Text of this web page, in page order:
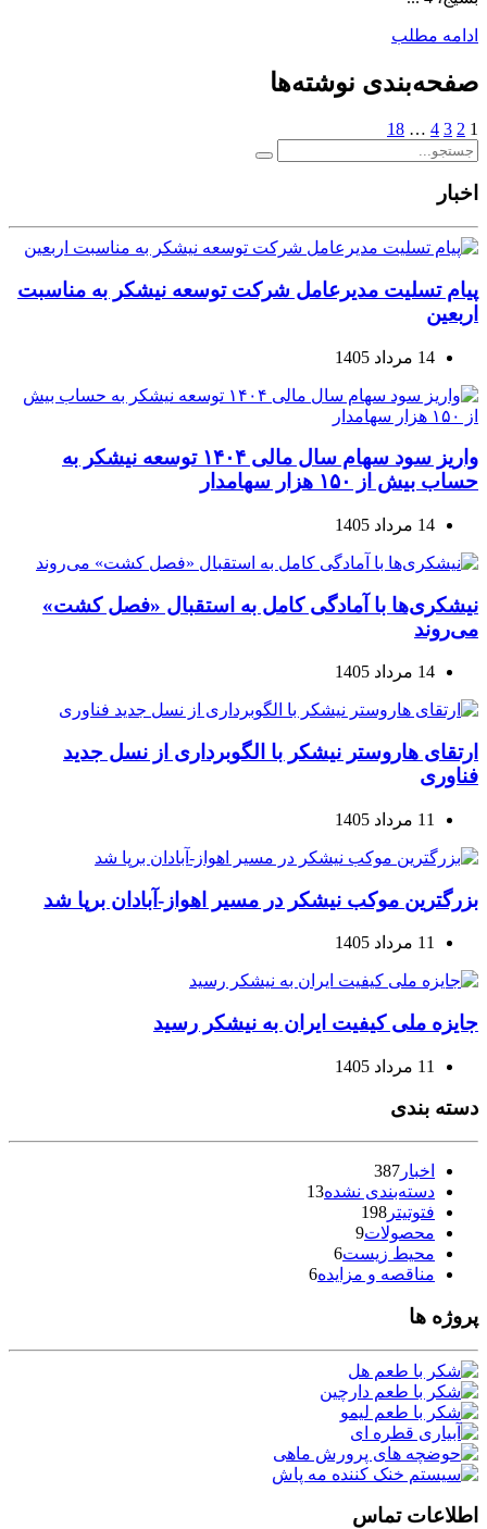
ادامه مطلب
صفحه‌بندی نوشته‌ها
1
2
3
4
…
18
اخبار
پیام تسلیت مدیرعامل شرکت توسعه نیشکر به مناسبت
اربعین
14 مرداد 1405
واریز سود سهام سال مالی ۱۴۰۴ توسعه نیشکر به
حساب بیش از ۱۵۰ هزار سهامدار
14 مرداد 1405
نیشکری‌ها با آمادگی کامل به استقبال «فصل کشت»
می‌روند
14 مرداد 1405
ارتقای هاروستر نیشکر با الگوبرداری از نسل جدید
فناوری
11 مرداد 1405
بزرگترین موکب نیشکر در مسیر اهواز-آبادان برپا شد
11 مرداد 1405
جایزه ملی کیفیت ایران به نیشکر رسید
11 مرداد 1405
دسته بندی
اخبار 387
دسته‌بندی نشده13
فتوتیتر 198
محصولات9
محیط زیست6
مناقصه و مزایده6
پروژه ها
اطلاعات تماس